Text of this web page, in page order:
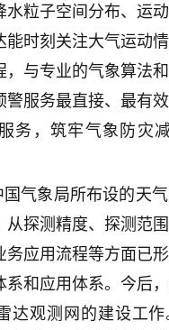
水粒子空间分布、运
能时刻关注大气运动
，与专业的气象算法
警服务最直接、最有
务，筑牢气象防灾
气象局所布设的天
从探测精度、探测范
应用流程等方面已
系和应用体系。今后
达观测网的建设工作